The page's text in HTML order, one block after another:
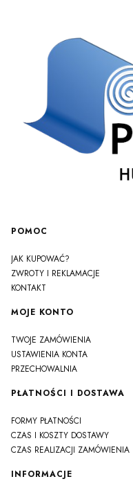
Linki w stopce
POMOC
JAK KUPOWAĆ?
ZWROTY I REKLAMACJE
KONTAKT
MOJE KONTO
TWOJE ZAMÓWIENIA
USTAWIENIA KONTA
PRZECHOWALNIA
PŁATNOŚCI I DOSTAWA
FORMY PŁATNOŚCI
CZAS I KOSZTY DOSTAWY
CZAS REALIZACJI ZAMÓWIENIA
INFORMACJE